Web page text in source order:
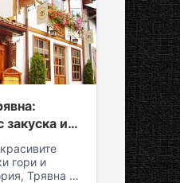
и
обяд и
гори и
Трявна е